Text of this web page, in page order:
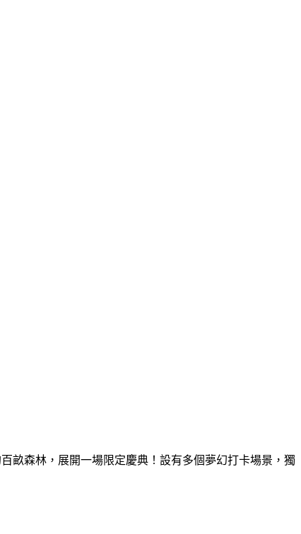
畝森林，展開一場限定慶典！設有多個夢幻打卡場景，獨